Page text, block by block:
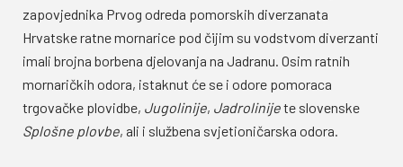
zapovjednika Prvog odreda pomorskih diverzanata
Hrvatske ratne mornarice pod čijim su vodstvom diverzanti
imali brojna borbena djelovanja na Jadranu. Osim ratnih
mornaričkih odora, istaknut će se i odore pomoraca
trgovačke plovidbe, Jugolinije, Jadrolinijete slovenske
Splošne plovbe, ali i službena svjetioničarska odora.